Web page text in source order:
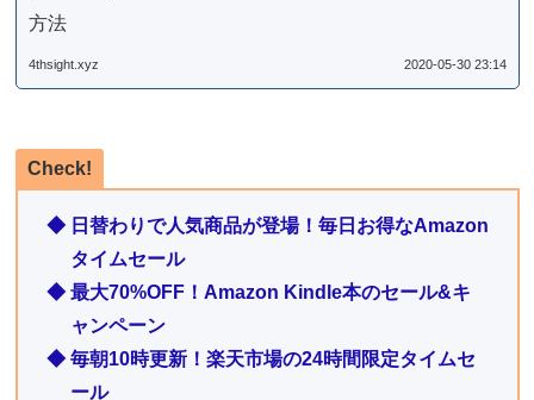
4thsight.xyz 2020-05-30 23:14
Check!
◆ 日替わりで人気商品が登場！毎日お得なAmazon
タイムセール
◆ 最大70%OFF！Amazon Kindle本のセール&キ
ャンペーン
◆ 毎朝10時更新！楽天市場の24時間限定タイムセ
ール